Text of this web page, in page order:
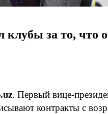
клубы за то,
. Первый вице-
контракты с